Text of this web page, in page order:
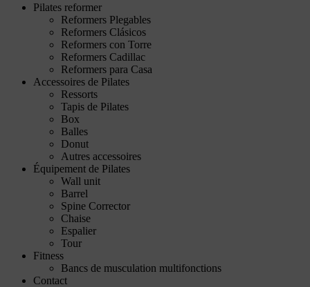
Pilates reformer
Reformers Plegables
Reformers Clásicos
Reformers con Torre
Reformers Cadillac
Reformers para Casa
Accessoires de Pilates
Ressorts
Tapis de Pilates
Box
Balles
Donut
Autres accessoires
Équipement de Pilates
Wall unit
Barrel
Spine Corrector
Chaise
Espalier
Tour
Fitness
Bancs de musculation multifonctions
Contact